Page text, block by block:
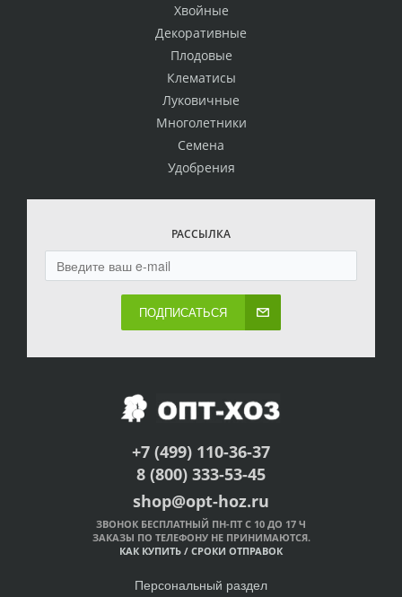
Хвойные
Декоративные
Плодовые
Клематисы
Луковичные
Многолетники
Семена
Удобрения
РАССЫЛКА
ПОДПИСАТЬСЯ
+7 (499) 110-36-37
8 (800) 333-53-45
shop@opt-hoz.ru
ЗВОНОК БЕСПЛАТНЫЙ ПН-ПТ С 10 ДО 17 Ч
ЗАКАЗЫ ПО ТЕЛЕФОНУ НЕ ПРИНИМАЮТСЯ.
КАК КУПИТЬ / СРОКИ ОТПРАВОК
Персональный раздел